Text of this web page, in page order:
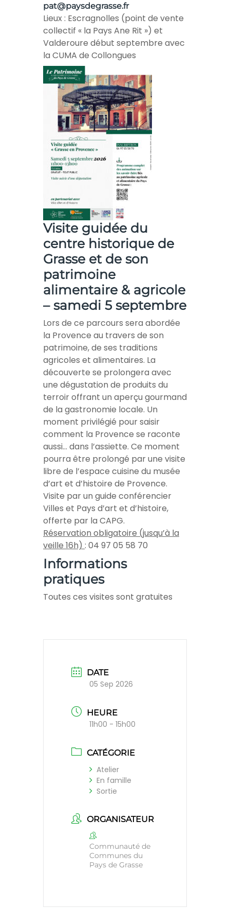
pat@paysdegrasse.fr
Lieux : Escragnolles (point de vente
collectif « la Pays Ane Rit ») et
Valderoure début septembre avec
la CUMA de Collongues
Visite guidée du
centre historique de
Grasse et de son
patrimoine
alimentaire & agricole
– samedi 5 septembre
Lors de ce parcours sera abordée
la Provence au travers de son
patrimoine, de ses traditions
agricoles et alimentaires. La
découverte se prolongera avec
une dégustation de produits du
terroir offrant un aperçu gourmand
de la gastronomie locale. Un
moment privilégié pour saisir
comment la Provence se raconte
aussi… dans l’assiette. Ce moment
pourra être prolongé par une visite
libre de l’espace cuisine du musée
d’art et d’histoire de Provence.
Visite par un guide conférencier
Villes et Pays d’art et d’histoire,
offerte par la CAPG.
Réservation obligatoire (jusqu’à la
veille 16h) : 04 97 05 58 70
Informations
pratiques
Toutes ces visites sont gratuites
DATE
05 Sep 2026
HEURE
11h00 - 15h00
CATÉGORIE
Atelier
En famille
Sortie
ORGANISATEUR
Communauté de
Communes du
Pays de Grasse